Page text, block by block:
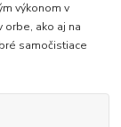
výkonom v
orbe, ako aj na
samočistiace